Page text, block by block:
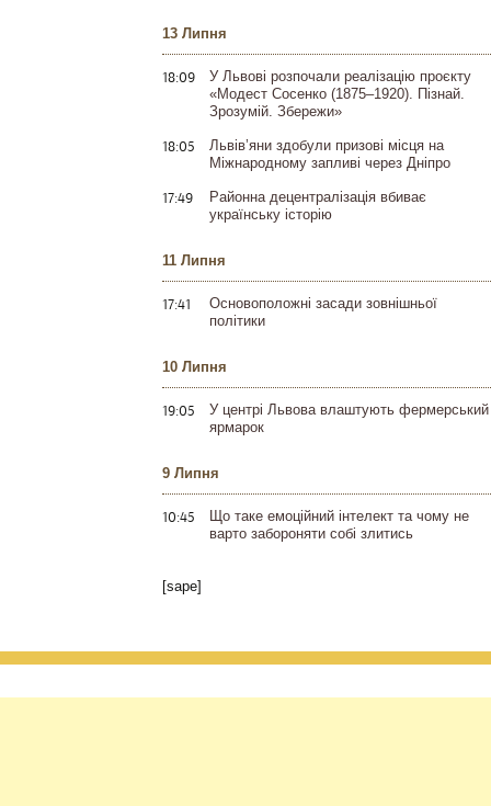
13 Липня
18:09
У Львові розпочали реалізацію проєкту
«Модест Сосенко (1875–1920). Пізнай.
Зрозумій. Збережи»
18:05
Львів’яни здобули призові місця на
Міжнародному запливі через Дніпро
17:49
Районна децентралізація вбиває
українську історію
11 Липня
17:41
Основоположні засади зовнішньої
політики
10 Липня
19:05
У центрі Львова влаштують фермерський
ярмарок
9 Липня
10:45
Що таке емоційний інтелект та чому не
варто забороняти собі злитись
[sape]